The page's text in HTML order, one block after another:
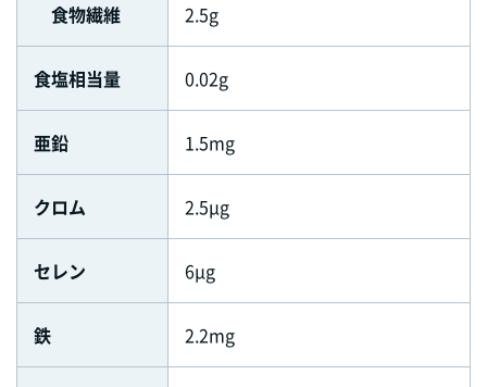
食物繊維 2.5g
食塩相当量 0.02g
亜鉛 1.5mg
クロム 2.5μg
セレン 6μg
鉄 2.2mg